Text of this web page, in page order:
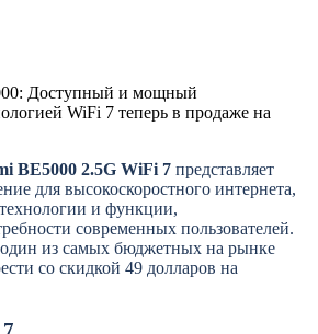
BE5000 2.5G WiFi 7 представляет
для высокоскоростного интернета,
и функции,
современных пользователей.
из самых бюджетных на рынке
со скидкой 49 долларов на